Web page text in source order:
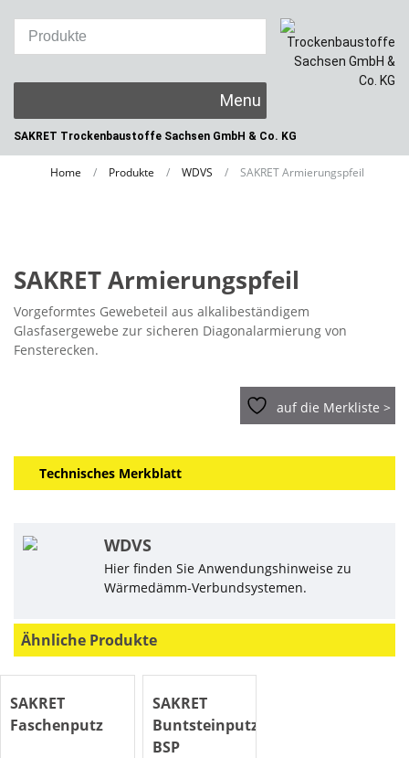
SAKRET Trockenbaustoffe Sachsen GmbH & Co. KG
content
Home / Produkte / WDVS / SAKRET Armierungspfeil
SAKRET Armierungspfeil
Vorgeformtes Gewebeteil aus alkalibeständigem
Glasfasergewebe zur sicheren Diagonalarmierung von
Fensterecken.
auf die Merkliste >
Technisches Merkblatt
WDVS
Hier finden Sie Anwendungshinweise zu
Wärmedämm-Verbundsystemen.
Ähnliche Produkte
SAKRET
Faschenputz
SAKRET
Buntsteinputz
BSP